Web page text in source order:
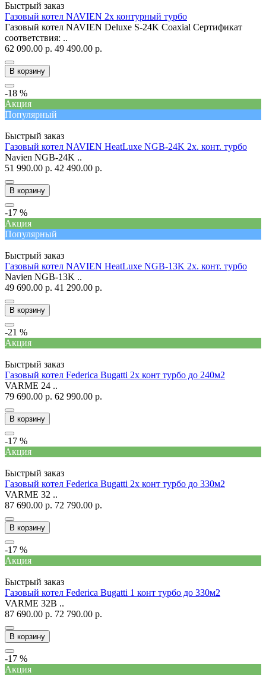
Быстрый заказ
Газовый котел NAVIEN 2х контурный турбо
Газовый котел NAVIEN Deluxe S-24K Coaxial Сертификат
соответствия: ..
62 090.00 р. 49 490.00 р.
В корзину
-18 %
Акция
Популярный
Быстрый заказ
Газовый котел NAVIEN HeatLuxe NGB-24K 2х. конт. турбо
Navien NGB-24K ..
51 990.00 р. 42 490.00 р.
В корзину
-17 %
Акция
Популярный
Быстрый заказ
Газовый котел NAVIEN HeatLuxe NGB-13K 2х. конт. турбо
Navien NGB-13K ..
49 690.00 р. 41 290.00 р.
В корзину
-21 %
Акция
Быстрый заказ
Газовый котел Federica Bugatti 2х конт турбо до 240м2
VARME 24 ..
79 690.00 р. 62 990.00 р.
В корзину
-17 %
Акция
Быстрый заказ
Газовый котел Federica Bugatti 2х конт турбо до 330м2
VARME 32 ..
87 690.00 р. 72 790.00 р.
В корзину
-17 %
Акция
Быстрый заказ
Газовый котел Federica Bugatti 1 конт турбо до 330м2
VARME 32B ..
87 690.00 р. 72 790.00 р.
В корзину
-17 %
Акция